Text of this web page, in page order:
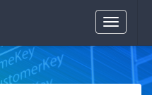
Toggle
navigation